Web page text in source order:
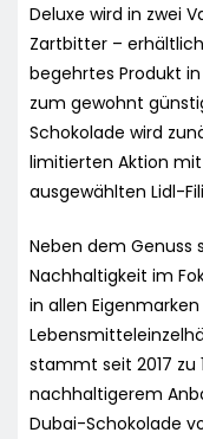
Deluxe wird in zwei
Zartbitter –
begehrtes Produkt
zum gewohnt
Schokolade wird
limitierten Aktion mit
ausgewählten Lidl-
Neben dem Genuss
Nachhaltigkeit im
in allen Eigenmarken
stammt seit 2017 zu
nachhaltigerem
Dubai-Schokolade